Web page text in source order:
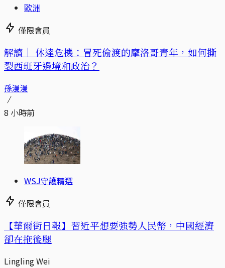
歐洲
僅限會員
解讀｜ 休達危機：冒死偷渡的摩洛哥青年，如何撕
裂西班牙邊境和政治？
孫漫漫
8 小時前
WSJ守護精選
僅限會員
【華爾街日報】習近平想要強勢人民幣，中國經濟
卻在拖後腿
Lingling Wei